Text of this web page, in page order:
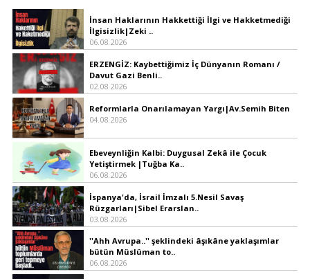
İnsan Haklarının Hakkettiği İlgi ve Hakketmediği
İlgisizlik|Zeki ..
06.08.2026
ERZENGİZ: Kaybettiğimiz İç Dünyanın Romanı /
Davut Gazi Benli..
02.08.2026
Reformlarla Onarılamayan Yargı|Av.Semih Biten
04.08.2026
Ebeveynliğin Kalbi: Duygusal Zekâ ile Çocuk
Yetiştirmek |Tuğba Ka..
06.08.2026
İspanya'da, İsrail İmzalı 5.Nesil Savaş
Rüzgarları|Sibel Erarslan..
03.08.2026
''Ahh Avrupa..'' şeklindeki âşıkâne yaklaşımlar
bütün Müslüman to..
06.08.2026